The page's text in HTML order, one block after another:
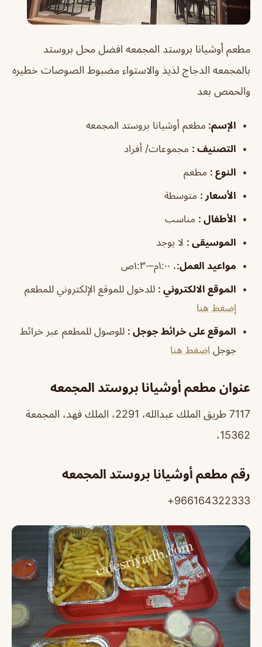
مطعم أوشيانا بروستد المجمعه افضل محل بروستد
بالمجمعه الدجاج لذيذ والاستواء مضبوط الصوصات خطيره
والحمص بعد
الإسم: مطعم أوشيانا بروستد المجمعه
التصنيف : مجموعات/ أفراد
النوع : مطعم
الأسعار : متوسطة
الأطفال : مناسب
الموسيقى : لا يوجد
مواعيد العمل:، ١:٠٠م–١:٣٠ص
الموقع الالكتروني : للدخول للموقع الإلكتروني للمطعم
إضغط هنا
الموقع على خرائط جوجل : للوصول للمطعم عبر خرائط
جوجل اضغط هنا
عنوان مطعم أوشيانا بروستد المجمعه
7117 طريق الملك عبدالله، 2291، الملك فهد، المجمعة
15362،
رقم مطعم أوشيانا بروستد المجمعه
966164322333+